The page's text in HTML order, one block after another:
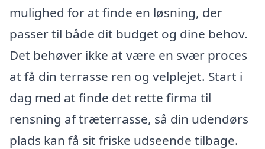
mulighed for at finde en løsning, der
passer til både dit budget og dine behov.
Det behøver ikke at være en svær proces
at få din terrasse ren og velplejet. Start i
dag med at finde det rette firma til
rensning af træterrasse, så din udendørs
plads kan få sit friske udseende tilbage.